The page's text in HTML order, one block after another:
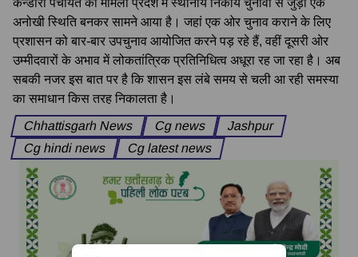
कन्डोरा पंचायत का मामला प्रदेश में स्थानीय निकाय चुनावों से जुड़ी एक
अनोखी स्थिति बनकर सामने आया है। जहां एक ओर चुनाव कराने के लिए
प्रशासन को बार-बार उपचुनाव आयोजित करने पड़ रहे हैं, वहीं दूसरी ओर
उम्मीदवारों के अभाव में लोकतांत्रिक प्रतिनिधित्व अधूरा रह जा रहा है। अब
सबकी नजर इस बात पर है कि शासन इस लंबे समय से चली आ रही समस्या
का समाधान किस तरह निकालता है।
Chhattisgarh News
Cg news
Jashpur
Cg hindi news
Cg latest news